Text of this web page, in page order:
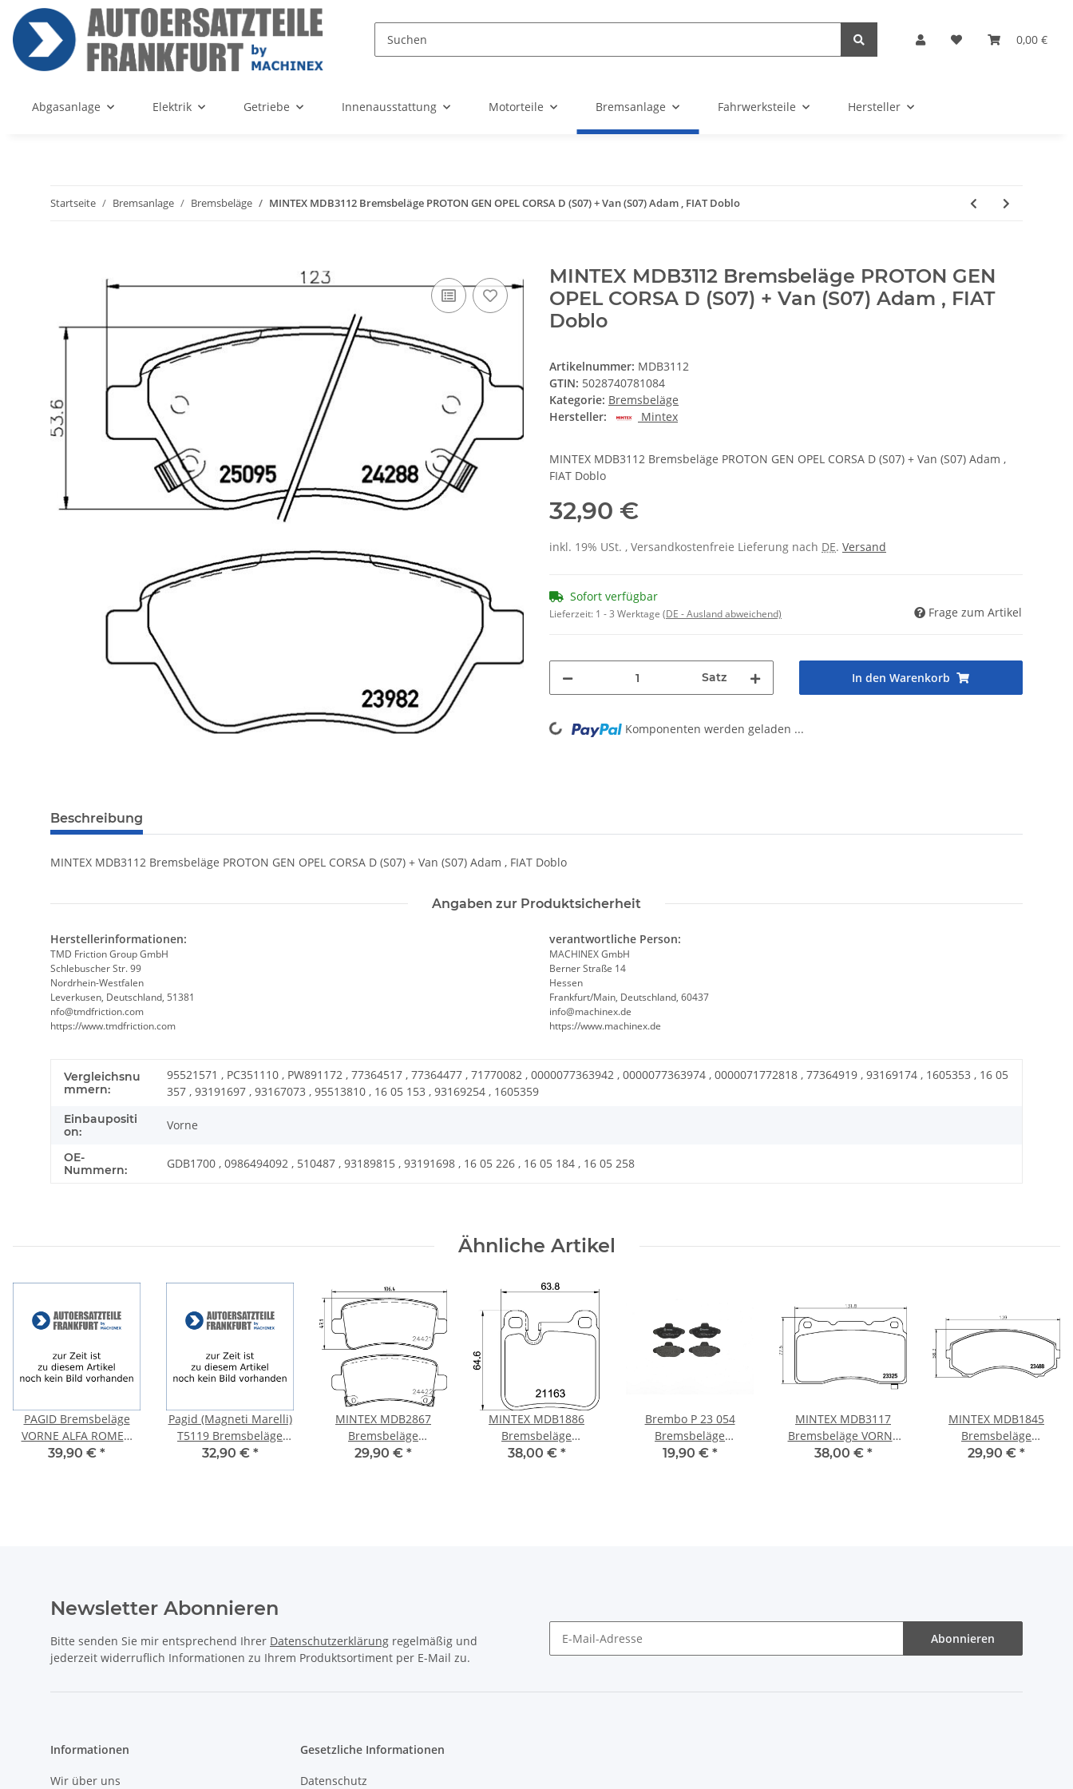
0,00 €
Abgasanlage Elektrik Getriebe Innenausstattung Motorteile Bremsanlage Fahrwerksteile Hersteller
Startseite Bremsanlage Bremsbeläge MINTEX MDB3112 Bremsbeläge PROTON GEN OPEL CORSA D (S07) + Van (S07) Adam , FIAT Doblo
MINTEX MDB3112 Bremsbeläge PROTON GEN
OPEL CORSA D (S07) + Van (S07) Adam , FIAT
Doblo
Artikelnummer: MDB3112
GTIN: 5028740781084
Kategorie: Bremsbeläge
Hersteller:
Mintex
MINTEX MDB3112 Bremsbeläge PROTON GEN OPEL CORSA D (S07) + Van (S07) Adam ,
FIAT Doblo
32,90 €
inkl. 19% USt. , Versandkostenfreie Lieferung nach DE. Versand
Sofort verfügbar
Lieferzeit: 1 - 3 Werktage (DE - Ausland abweichend) Frage zum Artikel
Satz In den Warenkorb
Loading... Komponenten werden geladen ...
Beschreibung
MINTEX MDB3112 Bremsbeläge PROTON GEN OPEL CORSA D (S07) + Van (S07) Adam , FIAT Doblo
Angaben zur Produktsicherheit
Herstellerinformationen:
TMD Friction Group GmbH
Schlebuscher Str. 99
Nordrhein-Westfalen
Leverkusen, Deutschland, 51381
nfo@tmdfriction.com
https://www.tmdfriction.com
verantwortliche Person:
MACHINEX GmbH
Berner Straße 14
Hessen
Frankfurt/Main, Deutschland, 60437
info@machinex.de
https://www.machinex.de
Vergleichsnu
mmern:
95521571 , PC351110 , PW891172 , 77364517 , 77364477 , 71770082 , 0000077363942 , 0000077363974 , 0000071772818 , 77364919 , 93169174 , 1605353 , 16 05
357 , 93191697 , 93167073 , 95513810 , 16 05 153 , 93169254 , 1605359
Einbaupositi
on:
Vorne
OE-
Nummern:
GDB1700 , 0986494092 , 510487 , 93189815 , 93191698 , 16 05 226 , 16 05 184 , 16 05 258
Ähnliche Artikel
PAGID Bremsbeläge
VORNE ALFA ROMEO
164 + FIAT CROMA
39,90 € *
Pagid (Magneti Marelli)
T5119 Bremsbeläge
Alfa GTV 147 156 Spider
32,90 € *
MINTEX MDB2867
Bremsbeläge
CHEVROLET MALIBU +
29,90 € *
MINTEX MDB1886
Bremsbeläge
Bremsbelagsatz
38,00 € *
Brembo P 23 054
Bremsbeläge
Bremsbelagsatz FIAT
19,90 € *
MINTEX MDB3117
Bremsbeläge VORNE
OPEL INSIGNIA OPC 2.8
38,00 € *
MINTEX MDB1845
Bremsbeläge
Mitsubishi Pajero III 3
29,90 € *
Newsletter Abonnieren
Bitte senden Sie mir entsprechend Ihrer Datenschutzerklärung regelmäßig und
jederzeit widerruflich Informationen zu Ihrem Produktsortiment per E-Mail zu.
Abonnieren
Informationen
Wir über uns
Gesetzliche Informationen
Datenschutz